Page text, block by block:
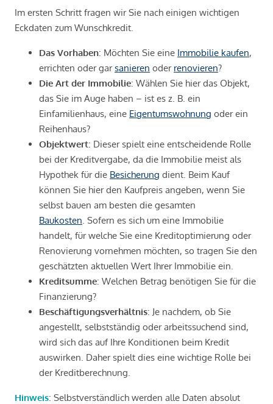
Im ersten Schritt fragen wir Sie nach einigen wichtigen
Eckdaten zum Wunschkredit.
Das Vorhaben: Möchten Sie eine Immobilie kaufen,
errichten oder garsanieren oder renovieren?
Die Art der Immobilie: Wählen Sie hier das Objekt,
das Sie im Auge haben – ist es z. B. ein
Einfamilienhaus, eine Eigentumswohnung oder ein
Reihenhaus?
Objektwert: Dieser spielt eine entscheidende Rolle
bei der Kreditvergabe, da die Immobilie meist als
Hypothek für die Besicherung dient. Beim Kauf
können Sie hier den Kaufpreis angeben, wenn Sie
selbst bauen am besten die gesamten
Baukosten . Sofern es sich um eine Immobilie
handelt, für welche Sie eine Kreditoptimierung oder
Renovierung vornehmen möchten, so tragen Sie den
geschätzten aktuellen Wert Ihrer Immobilie ein.
Kreditsumme: Welchen Betrag benötigen Sie für die
Finanzierung?
Beschäftigungsverhältnis: Je nachdem, ob Sie
angestellt, selbstständig oder arbeitssuchend sind,
wird sich das auf Ihre Konditionen beim Kredit
auswirken. Daher spielt dies eine wichtige Rolle bei
der Kreditberechnung.
Hinweis: Selbstverständlich werden alle Daten absolut